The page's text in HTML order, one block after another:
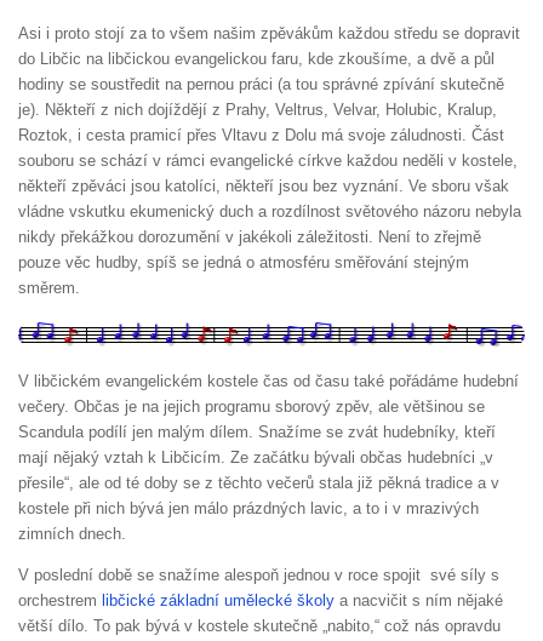
Asi i proto stojí za to všem našim zpěvákům každou středu se dopravit
do Libčic na libčickou evangelickou faru, kde zkoušíme, a dvě a půl
hodiny se soustředit na pernou práci (a tou správné zpívání skutečně
je). Někteří z nich dojíždějí z Prahy, Veltrus, Velvar, Holubic, Kralup,
Roztok, i cesta pramicí přes Vltavu z Dolu má svoje záludnosti. Část
souboru se schází v rámci evangelické církve každou neděli v kostele,
někteří zpěváci jsou katolíci, někteří jsou bez vyznání. Ve sboru však
vládne vskutku ekumenický duch a rozdílnost světového názoru nebyla
nikdy překážkou dorozumění v jakékoli záležitosti. Není to zřejmě
pouze věc hudby, spíš se jedná o atmosféru směřování stejným
směrem.
V libčickém evangelickém kostele čas od času také pořádáme hudební
večery. Občas je na jejich programu sborový zpěv, ale většinou se
Scandula podílí jen malým dílem. Snažíme se zvát hudebníky, kteří
mají nějaký vztah k Libčicím. Ze začátku bývali občas hudebníci „v
přesile“, ale od té doby se z těchto večerů stala již pěkná tradice a v
kostele při nich bývá jen málo prázdných lavic, a to i v mrazivých
zimních dnech.
V poslední době se snažíme alespoň jednou v roce spojit své síly s
orchestrem libčické základní umělecké školy a nacvičit s ním nějaké
větší dílo. To pak bývá v kostele skutečně „nabito,“ což nás opravdu